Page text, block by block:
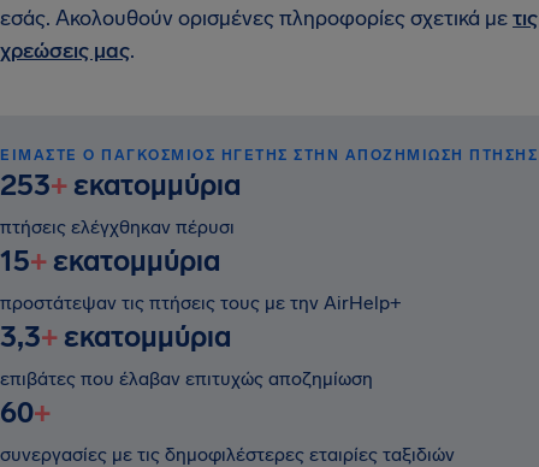
εσάς. Ακολουθούν ορισμένες πληροφορίες σχετικά μετις
χρεώσεις μας.
ΕΊΜΑΣΤΕ Ο ΠΑΓΚΌΣΜΙΟΣ ΗΓΈΤΗΣ ΣΤΗΝ ΑΠΟΖΗΜΊΩΣΗ ΠΤΉΣΗΣ
253+εκατομμύρια
πτήσεις ελέγχθηκαν πέρυσι
15+εκατομμύρια
προστάτεψαν τις πτήσεις τους με την AirHelp+
3,3+εκατομμύρια
επιβάτες που έλαβαν επιτυχώς αποζημίωση
60+
συνεργασίες με τις δημοφιλέστερες εταιρίες ταξιδιών